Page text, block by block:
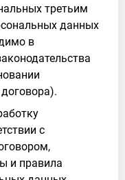
третьим
данных
в
с
и правила